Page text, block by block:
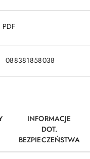
088381858038
INFORMACJE
DOT.
BEZPIECZEŃSTWA